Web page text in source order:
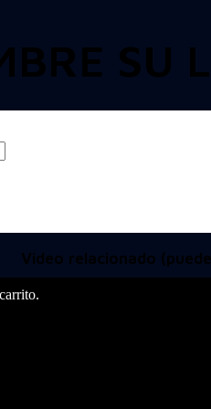
SU
Video relacionado